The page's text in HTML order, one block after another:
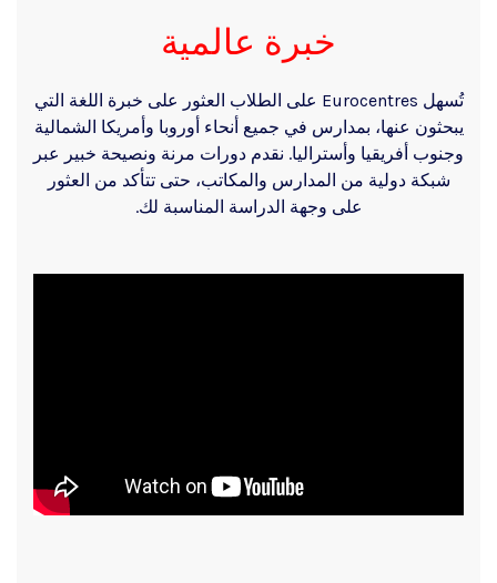
خبرة عالمية
تُسهل Eurocentres على الطلاب العثور على خبرة اللغة التي
يبحثون عنها، بمدارس في جميع أنحاء أوروبا وأمريكا الشمالية
وجنوب أفريقيا وأستراليا. نقدم دورات مرنة ونصيحة خبير عبر
شبكة دولية من المدارس والمكاتب، حتى تتأكد من العثور
على وجهة الدراسة المناسبة لك.